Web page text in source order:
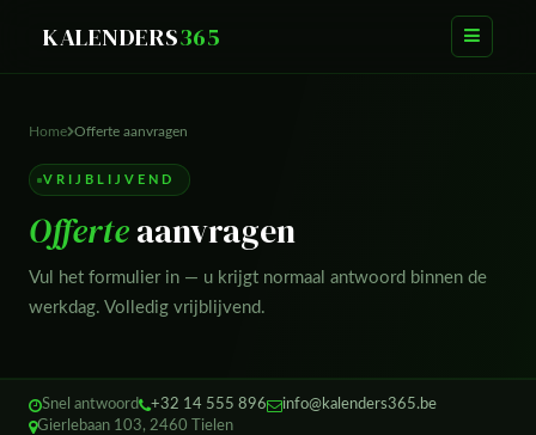
KALENDERS365
Home Offerte aanvragen
VRIJBLIJVEND
Offerteaanvragen
Vul het formulier in — u krijgt normaal antwoord binnen de
werkdag. Volledig vrijblijvend.
Snel antwoord +32 14 555 896
info@kalenders365.be
Gierlebaan 103, 2460 Tielen